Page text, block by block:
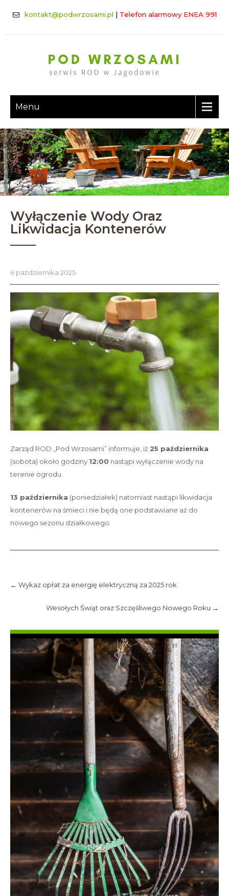
kontakt@podwrzosami.pl | Telefon alarmowy ENEA 991
Menu
Wyłączenie Wody Oraz
Likwidacja Kontenerów
6 października 2025
Zarząd ROD „Pod Wrzosami” informuje, iż 25 października
(sobota) około godziny 12:00 nastąpi wyłączenie wody na
terenie ogrodu.
13 października (poniedziałek) natomiast nastąpi likwidacja
kontenerów na śmieci i nie będą one podstawiane aż do
nowego sezonu działkowego.
navigation
← Wykaz opłat za energię elektryczną za 2025 rok
Wesołych Świąt oraz Szczęśliwego Nowego Roku →